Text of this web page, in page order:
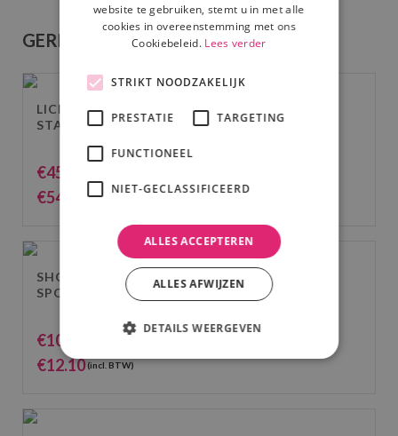
GERELATEERDE PRODUCTEN
LICHTSET 8: 2X BLACKLIGHT AAN
STATIEF
€45.00
€54.45 (incl. BTW)
SHOWTEC COMPACT PAR 7 TRI, LED
SPOT
€10.00
€12.10(incl. BTW)
website te gebruiken, stemt u in met alle
cookies in overeenstemming met ons
Cookiebeleid. Lees verder
STRIKT NOODZAKELIJK
PRESTATIE TARGETING
FUNCTIONEEL
NIET-GECLASSIFICEERD
ALLES ACCEPTEREN
ALLES AFWIJZEN
DETAILS WEERGEVEN